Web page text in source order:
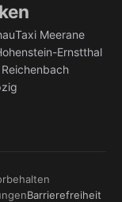
Taxi Meerane
Ernstthal
Barrierefreiheit